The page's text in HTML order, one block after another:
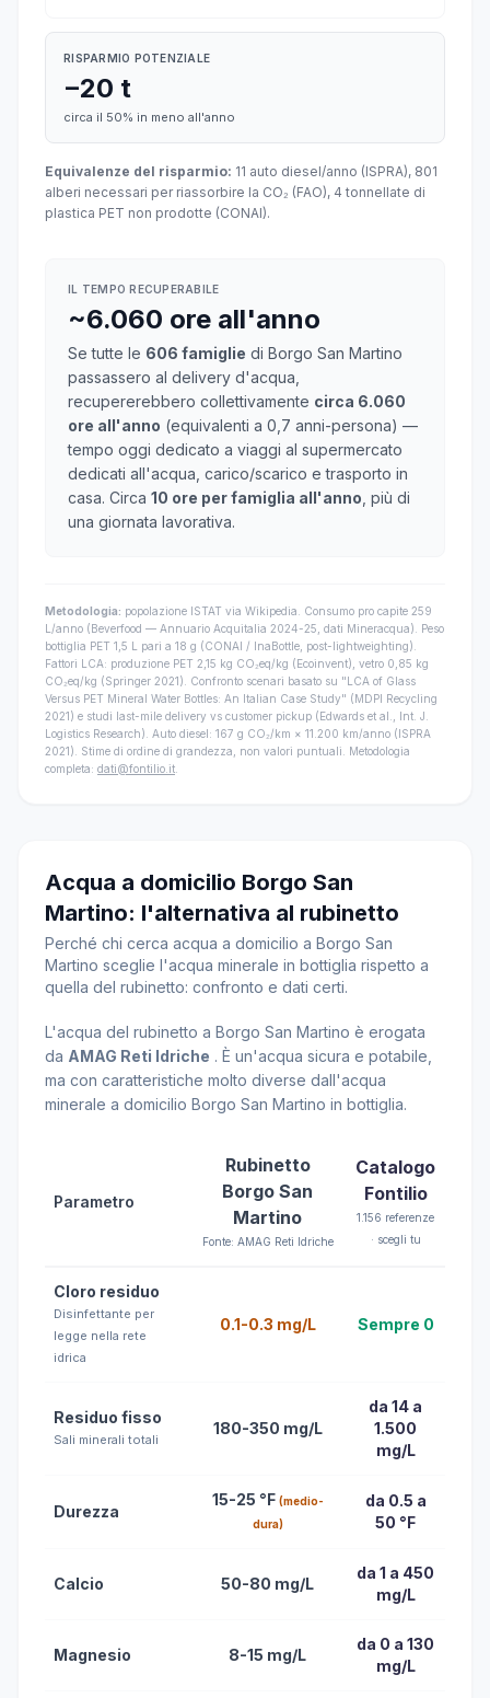
RISPARMIO POTENZIALE
−20 t
circa il 50% in meno all'anno
Equivalenze del risparmio: 11 auto diesel/anno (ISPRA), 801
alberi necessari per riassorbire la CO₂ (FAO), 4 tonnellate di
plastica PET non prodotte (CONAI).
IL TEMPO RECUPERABILE
~6.060 ore all'anno
Se tutte le 606 famiglie di Borgo San Martino
passassero al delivery d'acqua,
recupererebbero collettivamente circa 6.060
ore all'anno (equivalenti a 0,7 anni-persona) —
tempo oggi dedicato a viaggi al supermercato
dedicati all'acqua, carico/scarico e trasporto in
casa. Circa 10 ore per famiglia all'anno , più di
una giornata lavorativa.
Metodologia: popolazione ISTAT via Wikipedia. Consumo pro capite 259
L/anno (Beverfood — Annuario Acquitalia 2024-25, dati Mineracqua). Peso
bottiglia PET 1,5 L pari a 18 g (CONAI / InaBottle, post-lightweighting).
Fattori LCA: produzione PET 2,15 kg CO₂eq/kg (Ecoinvent), vetro 0,85 kg
CO₂eq/kg (Springer 2021). Confronto scenari basato su "LCA of Glass
Versus PET Mineral Water Bottles: An Italian Case Study" (MDPI Recycling
2021) e studi last-mile delivery vs customer pickup (Edwards et al., Int. J.
Logistics Research). Auto diesel: 167 g CO₂/km × 11.200 km/anno (ISPRA
2021). Stime di ordine di grandezza, non valori puntuali. Metodologia
completa: dati@fontilio.it
Acqua a domicilio Borgo San
Martino: l'alternativa al rubinetto
Perché chi cerca acqua a domicilio a Borgo San
Martino sceglie l'acqua minerale in bottiglia rispetto a
quella del rubinetto: confronto e dati certi.
L'acqua del rubinetto a Borgo San Martino è erogata
da AMAG Reti Idriche . È un'acqua sicura e potabile,
ma con caratteristiche molto diverse dall'acqua
minerale a domicilio Borgo San Martino in bottiglia.
Parametro
Rubinetto
Borgo San
Martino
Fonte: AMAG Reti Idriche
Catalogo
Fontilio
1.156 referenze
· scegli tu
Cloro residuo
Disinfettante per
legge nella rete
idrica
0.1-0.3 mg/L Sempre 0
Residuo fisso
Sali minerali totali
180-350 mg/L
da 14 a
1.500
mg/L
Durezza
15-25 °F (medio-
dura)
da 0.5 a
50 °F
Calcio 50-80 mg/L
da 1 a 450
mg/L
Magnesio 8-15 mg/L
da 0 a 130
mg/L